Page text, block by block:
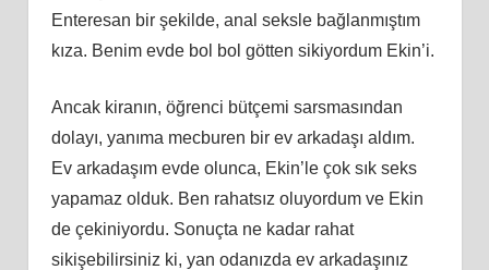
Enteresan bir şekilde, anal seksle bağlanmıştım
kıza. Benim evde bol bol götten sikiyordum Ekin’i.
Ancak kiranın, öğrenci bütçemi sarsmasından
dolayı, yanıma mecburen bir ev arkadaşı aldım.
Ev arkadaşım evde olunca, Ekin’le çok sık seks
yapamaz olduk. Ben rahatsız oluyordum ve Ekin
de çekiniyordu. Sonuçta ne kadar rahat
sikişebilirsiniz ki, yan odanızda ev arkadaşınız